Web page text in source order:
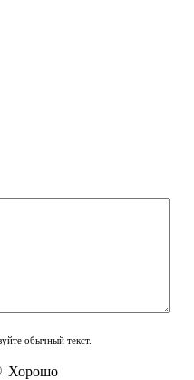
обычный текст.
Хорошо